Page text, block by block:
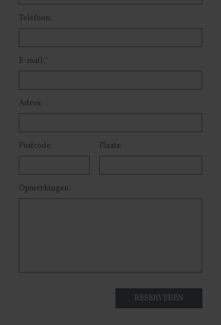
Telefoon:
E-mail:*
Adres:
Postcode: Plaats:
Opmerkingen: